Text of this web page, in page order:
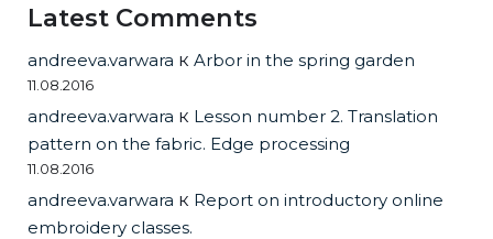
Latest Comments
andreeva.varwara к Arbor in the spring garden
11.08.2016
andreeva.varwara к Lesson number 2. Translation
pattern on the fabric. Edge processing
11.08.2016
andreeva.varwara к Report on introductory online
embroidery classes.